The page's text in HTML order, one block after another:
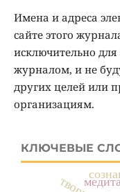
Имена и адреса
сайте этого
исключительно
журналом, и не
других целей или
организациям.
КЛЮЧЕВЫЕ